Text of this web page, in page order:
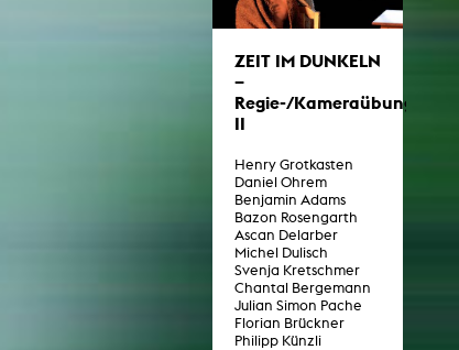
ZEIT IM DUNKELN
–
Regie-/Kameraübung
II
Henry Grotkasten
Daniel Ohrem
Benjamin Adams
Bazon Rosengarth
Ascan Delarber
Michel Dulisch
Svenja Kretschmer
Chantal Bergemann
Julian Simon Pache
Florian Brückner
Philipp Künzli